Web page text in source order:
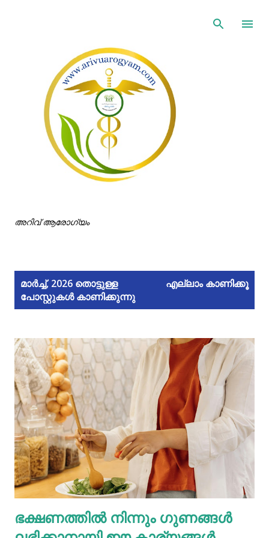
അറിവ് ആരോഗ്യം
പോ
സ്റ്റു
ള്‍
മാർച്ച്, 2026 തൊട്ടുള്ള
പോസ്റ്റുകൾ കാണിക്കുന്നു
എല്ലാം കാണിക്കൂ
ഭക്ഷണത്തിൽ നിന്നും ഗുണങ്ങൾ